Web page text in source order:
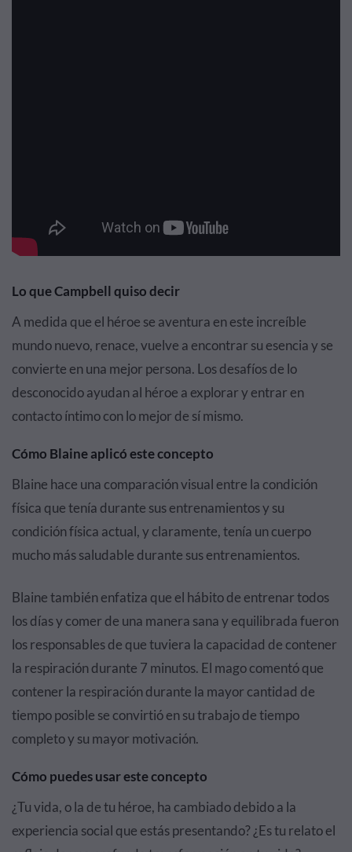
Lo que Campbell quiso decir
A medida que el héroe se aventura en este increíble
mundo nuevo, renace, vuelve a encontrar su esencia y se
convierte en una mejor persona. Los desafíos de lo
desconocido ayudan al héroe a explorar y entrar en
contacto íntimo con lo mejor de sí mismo.
Cómo Blaine aplicó este concepto
Blaine hace una comparación visual entre la condición
física que tenía durante sus entrenamientos y su
condición física actual, y claramente, tenía un cuerpo
mucho más saludable durante sus entrenamientos.
Blaine también enfatiza que el hábito de entrenar todos
los días y comer de una manera sana y equilibrada fueron
los responsables de que tuviera la capacidad de contener
la respiración durante 7 minutos. El mago comentó que
contener la respiración durante la mayor cantidad de
tiempo posible se convirtió en su trabajo de tiempo
completo y su mayor motivación.
Cómo puedes usar este concepto
¿Tu vida, o la de tu héroe, ha cambiado debido a la
experiencia social que estás presentando? ¿Es tu relato el